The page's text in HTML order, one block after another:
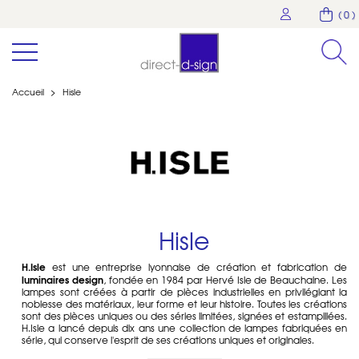
( 0 )
Accueil > Hisle
Hisle
H.Isle est une entreprise lyonnaise de création et fabrication de
luminaires design, fondée en 1984 par Hervé Isle de Beauchaine. Les
lampes sont créées à partir de pièces industrielles en privilégiant la
noblesse des matériaux, leur forme et leur histoire. Toutes les créations
sont des pièces uniques ou des séries limitées, signées et estampillées.
H.Isle a lancé depuis dix ans une collection de lampes fabriquées en
série, qui conserve l'esprit de ses créations uniques et originales.